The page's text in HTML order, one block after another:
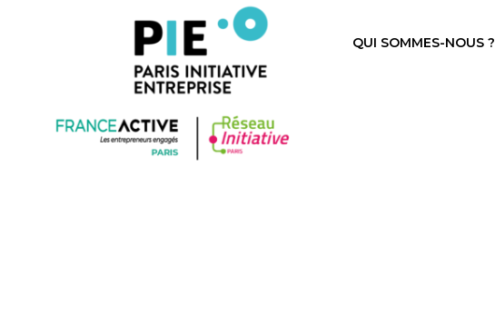
QUI SOMMES-NOUS ?